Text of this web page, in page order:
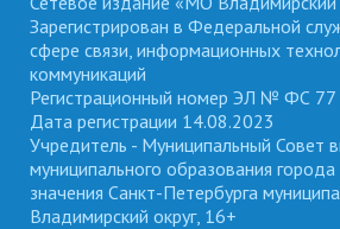
Зарегистрирован в Федеральной
сфере связи, информационных
коммуникаций
Регистрационный номер ЭЛ № ФС
Дата регистрации 14.08.2023
Учредитель - Муниципальный Совет
муниципального образования
значения Санкт-Петербурга
Владимирский округ, 16+